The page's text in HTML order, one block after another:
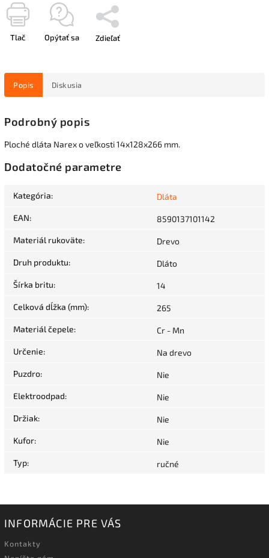
Tlač Opýtať sa Zdieľať
Popis Diskusia
Podrobný popis
Ploché dláta Narex o veľkosti 14x128x266 mm.
Dodatočné parametre
Kategória: Dláta
EAN: 8590137101142
Materiál rukoväte: Drevo
Druh produktu: Dláto
Šírka britu: 14
Celková dĺžka (mm): 265
Materiál čepele: Cr - Mn
Určenie: Na drevo
Puzdro: Nie
Elektroodpad: Nie
Držiak: Nie
Kufor: Nie
Typ: ručné
INFORMÁCIE PRE VÁS
Kontakty